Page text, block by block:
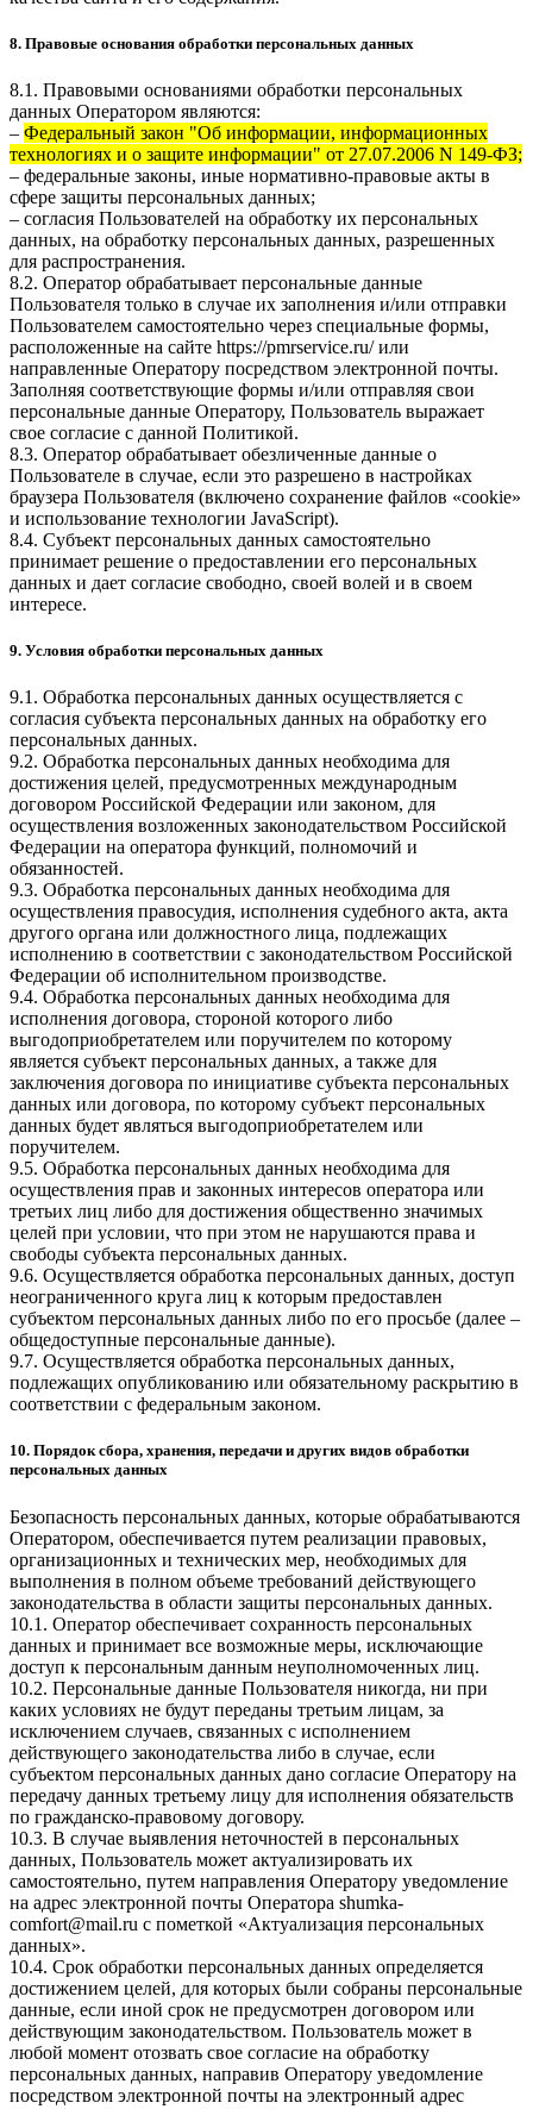
8. Правовые основания обработки персональных данных
8.1. Правовыми основаниями обработки персональных
данных Оператором являются:
– Федеральный закон "Об информации, информационных
технологиях и о защите информации" от 27.07.2006 N 149-ФЗ;
– федеральные законы, иные нормативно-правовые акты в
сфере защиты персональных данных;
– согласия Пользователей на обработку их персональных
данных, на обработку персональных данных, разрешенных
для распространения.
8.2. Оператор обрабатывает персональные данные
Пользователя только в случае их заполнения и/или отправки
Пользователем самостоятельно через специальные формы,
расположенные на сайте https://pmrservice.ru/или
направленные Оператору посредством электронной почты.
Заполняя соответствующие формы и/или отправляя свои
персональные данные Оператору, Пользователь выражает
свое согласие с данной Политикой.
8.3. Оператор обрабатывает обезличенные данные о
Пользователе в случае, если это разрешено в настройках
браузера Пользователя (включено сохранение файлов «cookie»
и использование технологии JavaScript).
8.4. Субъект персональных данных самостоятельно
принимает решение о предоставлении его персональных
данных и дает согласие свободно, своей волей и в своем
интересе.
9. Условия обработки персональных данных
9.1. Обработка персональных данных осуществляется с
согласия субъекта персональных данных на обработку его
персональных данных.
9.2. Обработка персональных данных необходима для
достижения целей, предусмотренных международным
договором Российской Федерации или законом, для
осуществления возложенных законодательством Российской
Федерации на оператора функций, полномочий и
обязанностей.
9.3. Обработка персональных данных необходима для
осуществления правосудия, исполнения судебного акта, акта
другого органа или должностного лица, подлежащих
исполнению в соответствии с законодательством Российской
Федерации об исполнительном производстве.
9.4. Обработка персональных данных необходима для
исполнения договора, стороной которого либо
выгодоприобретателем или поручителем по которому
является субъект персональных данных, а также для
заключения договора по инициативе субъекта персональных
данных или договора, по которому субъект персональных
данных будет являться выгодоприобретателем или
поручителем.
9.5. Обработка персональных данных необходима для
осуществления прав и законных интересов оператора или
третьих лиц либо для достижения общественно значимых
целей при условии, что при этом не нарушаются права и
свободы субъекта персональных данных.
9.6. Осуществляется обработка персональных данных, доступ
неограниченного круга лиц к которым предоставлен
субъектом персональных данных либо по его просьбе (далее –
общедоступные персональные данные).
9.7. Осуществляется обработка персональных данных,
подлежащих опубликованию или обязательному раскрытию в
соответствии с федеральным законом.
10. Порядок сбора, хранения, передачи и других видов обработки
персональных данных
Безопасность персональных данных, которые обрабатываются
Оператором, обеспечивается путем реализации правовых,
организационных и технических мер, необходимых для
выполнения в полном объеме требований действующего
законодательства в области защиты персональных данных.
10.1. Оператор обеспечивает сохранность персональных
данных и принимает все возможные меры, исключающие
доступ к персональным данным неуполномоченных лиц.
10.2. Персональные данные Пользователя никогда, ни при
каких условиях не будут переданы третьим лицам, за
исключением случаев, связанных с исполнением
действующего законодательства либо в случае, если
субъектом персональных данных дано согласие Оператору на
передачу данных третьему лицу для исполнения обязательств
по гражданско-правовому договору.
10.3. В случае выявления неточностей в персональных
данных, Пользователь может актуализировать их
самостоятельно, путем направления Оператору уведомление
на адрес электронной почты Оператора shumka-
comfort@mail.ru с пометкой «Актуализация персональных
данных».
10.4. Срок обработки персональных данных определяется
достижением целей, для которых были собраны персональные
данные, если иной срок не предусмотрен договором или
действующим законодательством. Пользователь может в
любой момент отозвать свое согласие на обработку
персональных данных, направив Оператору уведомление
посредством электронной почты на электронный адрес